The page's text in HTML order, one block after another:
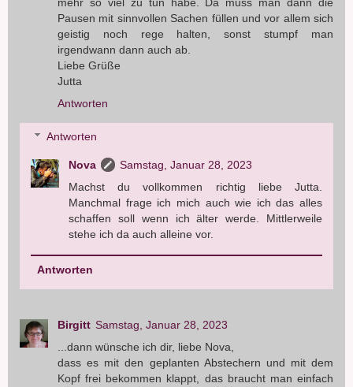
mehr so viel zu tun habe. Da muss man dann die
Pausen mit sinnvollen Sachen füllen und vor allem sich
geistig noch rege halten, sonst stumpf man
irgendwann dann auch ab.
Liebe Grüße
Jutta
Antworten
Antworten
Nova
Samstag, Januar 28, 2023
Machst du vollkommen richtig liebe Jutta.
Manchmal frage ich mich auch wie ich das alles
schaffen soll wenn ich älter werde. Mittlerweile
stehe ich da auch alleine vor.
Antworten
Birgitt Samstag, Januar 28, 2023
...dann wünsche ich dir, liebe Nova,
dass es mit den geplanten Abstechern und mit dem
Kopf frei bekommen klappt, das braucht man einfach